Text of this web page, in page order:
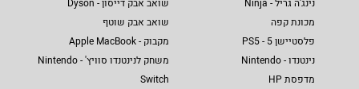
נינג'ה גריל - Ninja
מכונת קפה
פלסטיישן 5 - PS5
נינטנדו - Nintendo
מדפסת HP
שואב אבק דייסון - Dyson
שואב אבק שוטף
מקבוק - Apple MacBook
משחק לנינטנדו סוויץ' - Nintendo
Switch